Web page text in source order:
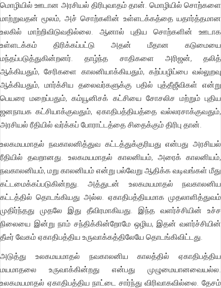
மொழியில் ஊடான அரசியல் திரிபுவாதம் தான். மொழியில் சொற்களை
மாற்றுவதன் மூலம், அச் சொற்களின் உள்ளடக்கத்தை யதார்த்தமான
உலகில் மாற்றிவிடுவதில்லை. ஆனால் புதிய சொற்களின் ஊடாக
உள்ளடக்கம் திரிக்கப்பட்டு அதன் மீதான கடுமையை
மந்தப்படுத்துகின்றனர். தாழ்ந்த சாதிகளை அரிஜன், தலித்
ஆக்கியதும், சேரிகளை காலனியாக்கியதும், கற்ப்பழிப்பை வல்லுறவு
ஆக்கியதும், மார்க்சிய தலைவர்களுக்கு பதில் புத்தீஜீவிகள் என்று
பெயரை மறைப்பதும், கம்யூனிசக் கட்சியை சோசலிச மற்றும் புதிய
ஜனநாயக கட்சியாக்குவதும், ஏகாதிபத்தியத்தை வல்லரசாக்குவதும்,
அரசியல் ரீதியில் வர்க்கப் போராட்டத்தை சிதைக்கும் திரிபு தான்.
உலகமயமாதல் நவகாலனித்துவ கட்டத்துக்குரியது என்பது அரசியல்
ரீதியில் தவறானது. உலகமயமாதல் காலனியம், அரைக் காலனியம்,
நவகாலனியம், மறு காலனியம் என்று பல்வேறு ஆதிக்க வடிவங்கள் மீது
கட்டமைக்கப்படுகின்றது. அத்துடன் உலகமயமாதல் நவகாலனிய
கட்டத்தில் தொடங்கியது அல்ல. ஏகாதிபத்தியமாக முதலாளித்துவம்
முதிர்ந்தது முதலே இது தீவிரமாகியது. இந்த வளர்ச்சியின் உச்ச
நிலையை இன்று நாம் சந்திக்கின்றோமே ஒழிய, இதன் வளர்ச்சியின்
தீடீர் வேகம் ஏகாதிபத்திய உருவாக்கத்திலேயே தொடங்கிவிட்டது.
அடுத்து உலகமயமாதல் நவகாலனிய காலத்தில் ஏகாதிபத்திய
மயமாதலை உருவாக்கின்றது என்பது முழுமையானவையல்ல.
உலகமயமாதல் ஏகாதிபத்திய நாட்டை சார்ந்து விரிவாகவில்லை. தேசம்